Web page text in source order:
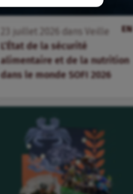
EN
juillet dans
Veille
L’État de la sécurité
alimentaire et de la nutrition
dans le monde SOFI 2026